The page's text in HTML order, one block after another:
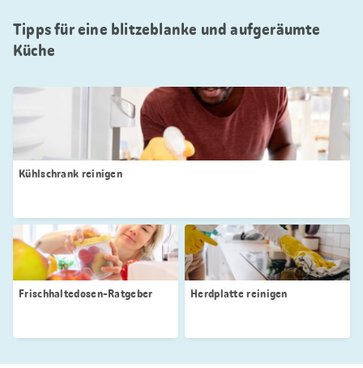
Tipps für eine blitzeblanke und aufgeräumte
Küche
Kühlschrank reinigen
Frischhaltedosen-Ratgeber Herdplatte reinigen